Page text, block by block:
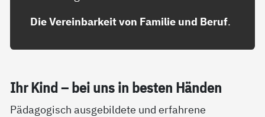
Die Vereinbarkeit von Familie und Beruf.
Ihr Kind – bei uns in bes­ten Hän­den
Pädagogisch ausgebildete und erfahrene